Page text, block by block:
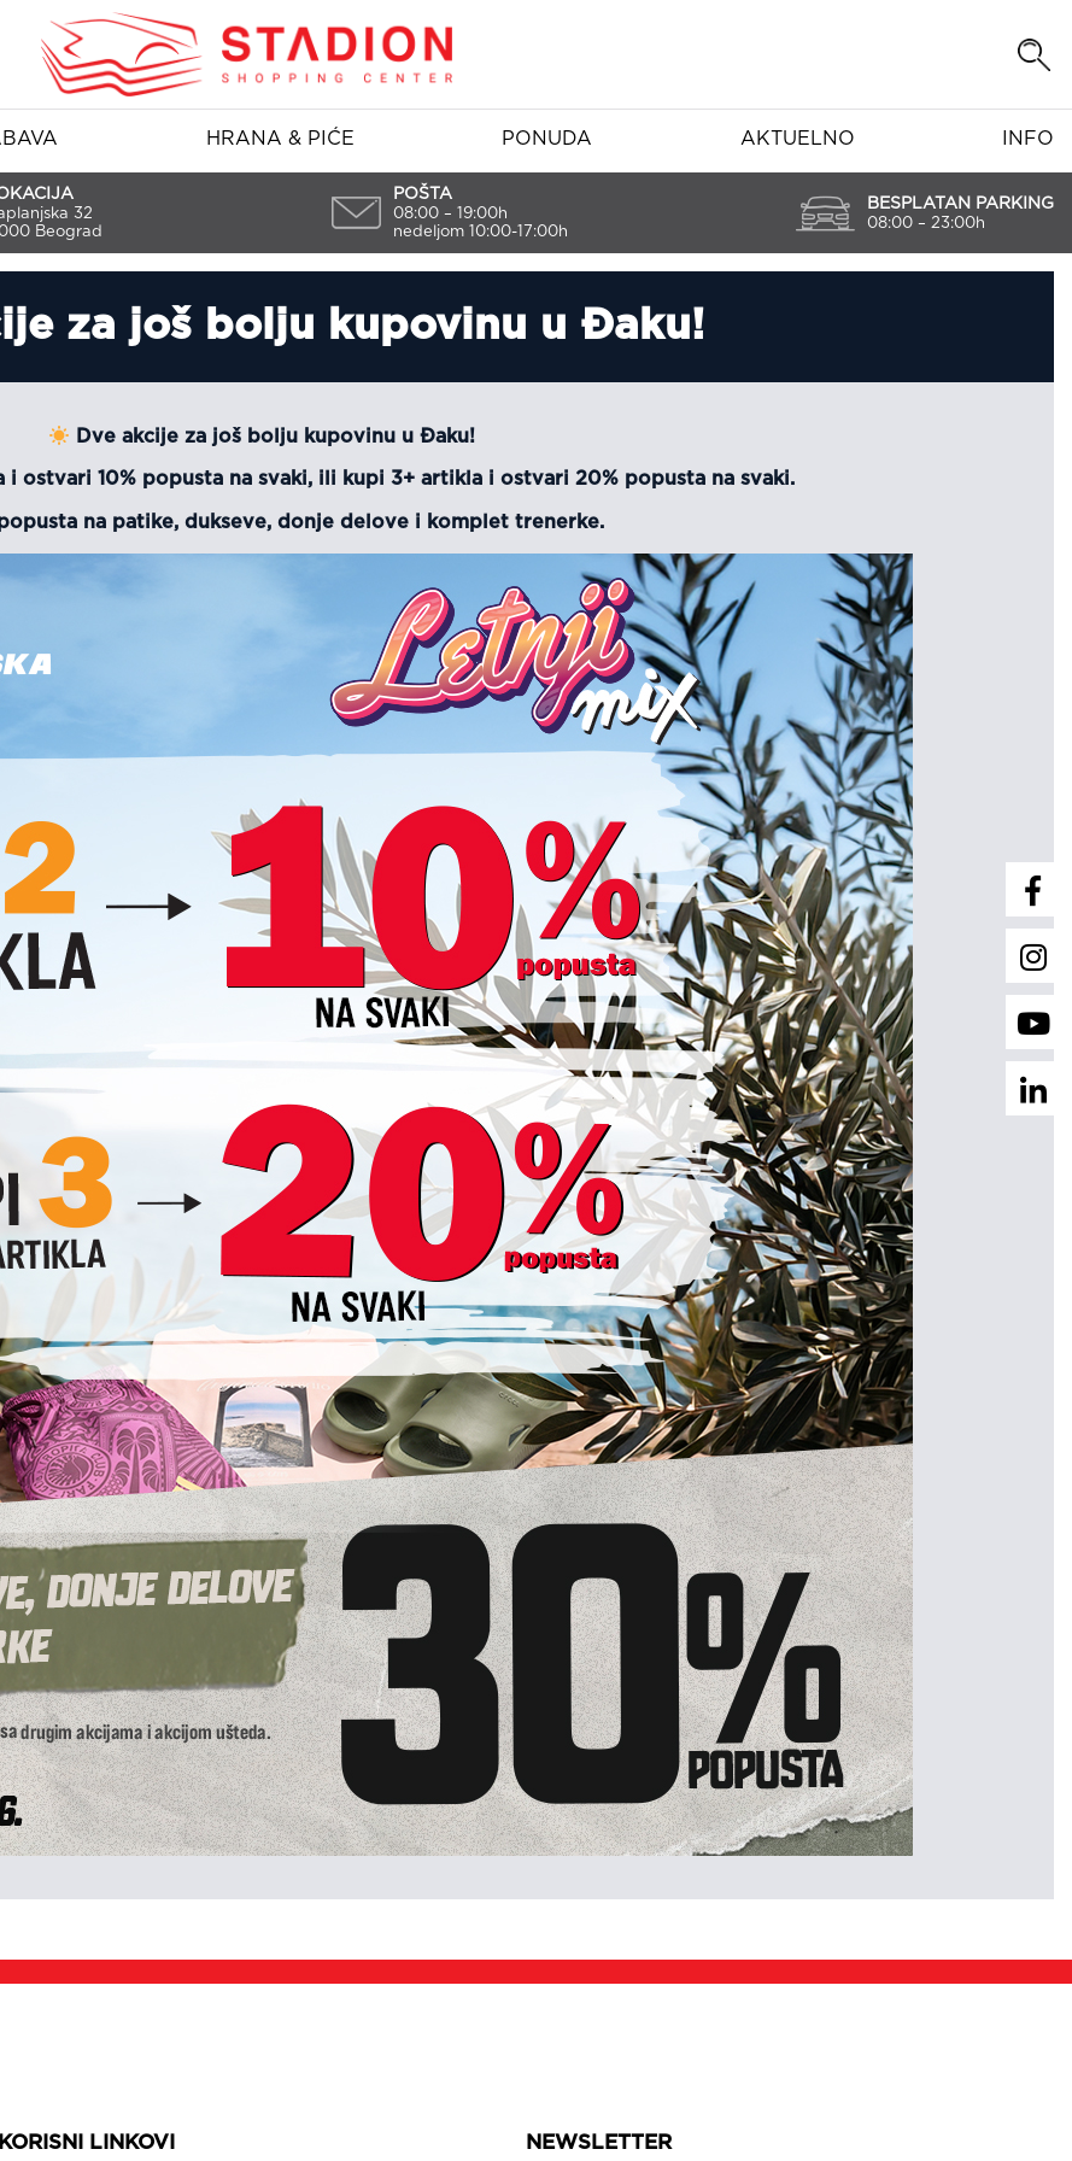
HRANA & PIĆE PONUDA AKTUELNO INFO
32
Beograd
POŠTA
08:00 – 19:00h
nedeljom 10:00-17:00h
BESPLATAN PARKING
08:00 – 23:00h
za još bolju kupovinu u Đaku!
Dve akcije za još bolju kupovinu u Đaku!
i ostvari 10% popusta na svaki, ili kupi 3+ artikla i ostvari 20% popusta na svaki.
na patike, dukseve, donje delove i komplet trenerke.
KORISNI LINKOVI NEWSLETTER